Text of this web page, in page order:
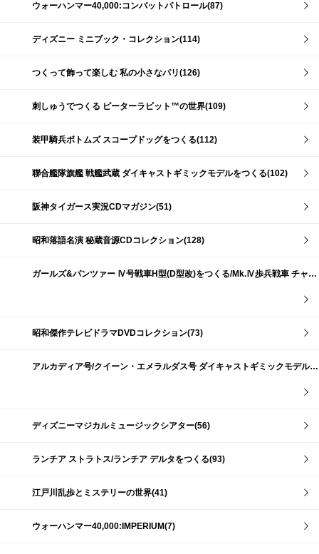
ウォーハンマー40,000:コンバットパトロール(87)
ディズニー ミニブック・コレクション(114)
つくって飾って楽しむ 私の小さなパリ(126)
刺しゅうでつくる ピーターラビット™の世界(109)
装甲騎兵ボトムズ スコープドッグをつくる(112)
聯合艦隊旗艦 戦艦武蔵 ダイキャストギミックモデルをつくる(102)
阪神タイガース実況CDマガジン(51)
昭和落語名演 秘蔵音源CDコレクション(128)
ガールズ&パンツァー Ⅳ号戦車H型(D型改)をつくる/Mk.Ⅳ歩兵戦車 チャーチルMk.Ⅶをつくる(191)
昭和傑作テレビドラマDVDコレクション(73)
アルカディア号/クイーン・エメラルダス号 ダイキャストギミックモデルをつくる(159)
ディズニーマジカルミュージックシアター(56)
ランチア ストラトス/ランチア デルタをつくる(93)
江戸川乱歩とミステリーの世界(41)
ウォーハンマー40,000:IMPERIUM(7)